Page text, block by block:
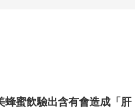
蜂蜜飲驗出含有會造成「肝